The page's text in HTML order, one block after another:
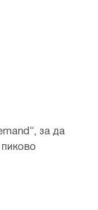
за да